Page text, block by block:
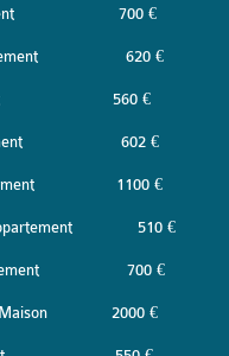
700 €
620 €
560 €
602 €
1100 €
510 €
700 €
Maison 2000 €